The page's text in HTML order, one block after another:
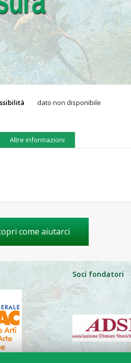
dato non disponibile
Altre informazioni
come aiutarci
Soci fondatori